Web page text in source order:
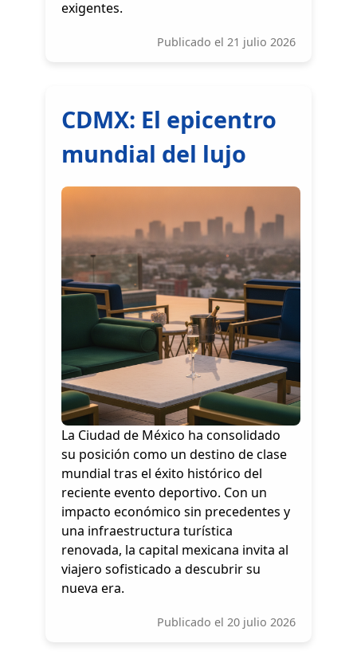
exigentes.
Publicado el 21 julio 2026
CDMX: El epicentro
mundial del lujo
La Ciudad de México ha consolidado
su posición como un destino de clase
mundial tras el éxito histórico del
reciente evento deportivo. Con un
impacto económico sin precedentes y
una infraestructura turística
renovada, la capital mexicana invita al
viajero sofisticado a descubrir su
nueva era.
Publicado el 20 julio 2026